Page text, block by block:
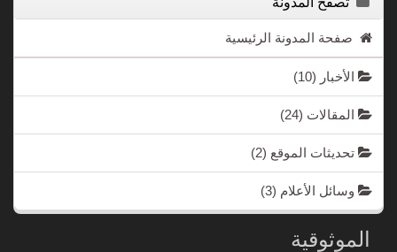
صفحة المدونة الرئيسية
الأخبار (10)
المقالات (24)
تحديثات الموقع (2)
وسائل الأعلام (3)
الموثوقية